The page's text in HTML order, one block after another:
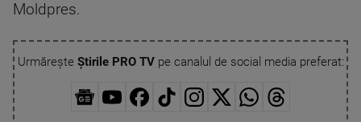
Moldpres.
Urmărește Știrile PRO TVpe canalul de social media preferat: